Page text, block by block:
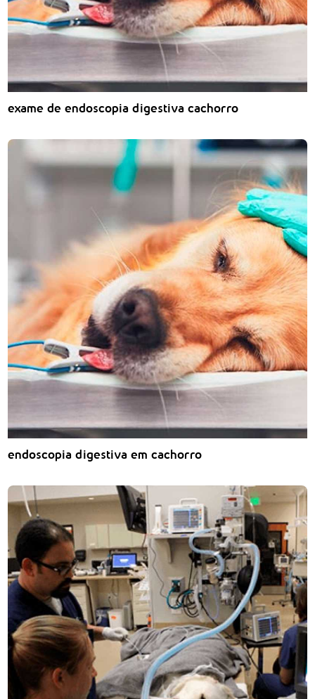
exame de endoscopia digestiva cachorro
endoscopia digestiva em cachorro